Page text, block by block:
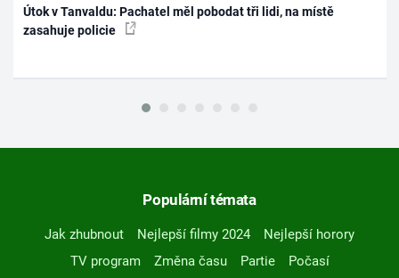
Útok v Tanvaldu: Pachatel měl pobodat tři lidi, na místě
zasahuje policie
Populární témata
Jak zhubnout Nejlepší filmy 2024
Nejlepší horory
TV program
Změna času Partie
Počasí